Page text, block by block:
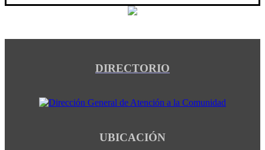
DIRECTORIO
UBICACIÓN